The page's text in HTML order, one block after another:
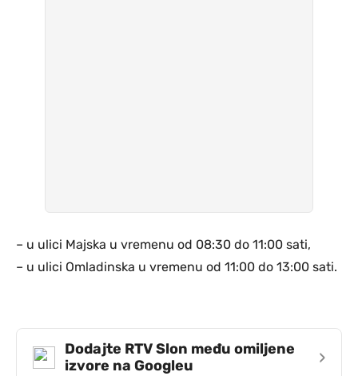
– u ulici Majska u vremenu od 08:30 do 11:00 sati,
– u ulici Omladinska u vremenu od 11:00 do 13:00 sati.
Dodajte RTV Slon među omiljene
izvore na Googleu
›